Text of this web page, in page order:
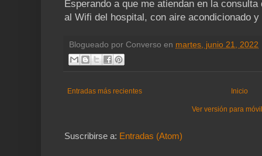
Esperando a que me atiendan en la
al Wifi del hospital, con aire acondicionado
Blogueado por Converso en martes, junio 21, 2022
Entradas más recientes Inicio
Ver versión para
Suscribirse a: Entradas (Atom)